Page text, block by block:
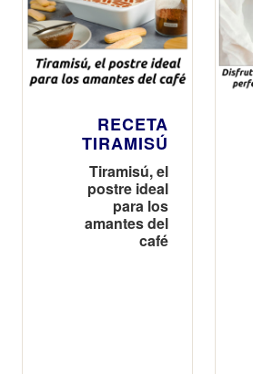
RECETA
TIRAMISÚ
Tiramisú, el
postre ideal
para los
amantes del
café